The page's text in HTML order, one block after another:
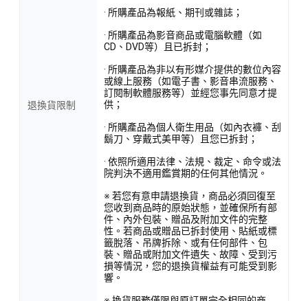
退換貨限制
· 所購產品為報紙、期刊或雜誌；
· 所購產品為影音商品或電腦軟體（如
CD、DVD等）且已拆封；
· 所購產品為非以有形媒介提供的數位內容
或線上服務（如電子書、影音串流服務、
訂閱制軟體服務等）並經您事先同意才提
供；
· 所購產品為個人衛生用品（如內衣褲、刮
鬍刀、穿戴式美甲等）且您已拆封；
· 依照所適用法律、法規、裁定、命令或法
院判決不適用鑑賞期的任何其他情況。
※ 若您有意申請退換貨，商品必須回復至
您收到商品時的原始狀態，並確保所有部
件、內外包裝、贈品及附加文件的完整
性。若商品或贈品已拆封使用、貼紙或標
籤脫落、吊牌拆除、或有任何部件、包
裝、贈品或附加文件遺失、故障、受到污
損等情況，您的退換貨權益有可能受到影
響。